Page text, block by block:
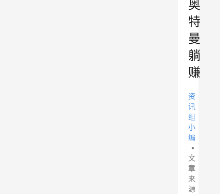
奥
特
曼
躺
赚
资
讯
组
小
编
•
文
章
来
源